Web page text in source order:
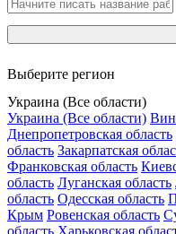
Выберите регион
Украина (Все области)
Украина (Все области)
Днепропетровская область
область Закарпатская
Франковская область
область Луганская область
область Одесская область
Крым Ровенская область
область Харьковская